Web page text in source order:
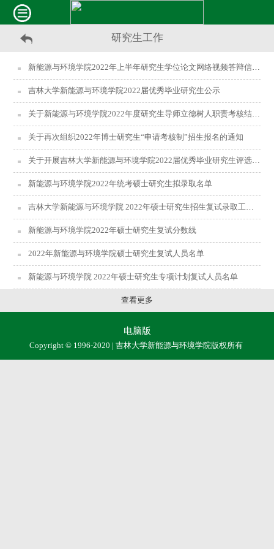
研究生工作
新能源与环境学院2022年上半年研究生学位论文网络视频答辩信息公布
吉林大学新能源与环境学院2022届优秀毕业研究生公示
关于新能源与环境学院2022年度研究生导师立德树人职责考核结果公示的通知
关于再次组织2022年博士研究生“申请考核制”招生报名的通知
关于开展吉林大学新能源与环境学院2022届优秀毕业研究生评选工作的通知
新能源与环境学院2022年统考硕士研究生拟录取名单
吉林大学新能源与环境学院 2022年硕士研究生招生复试录取工作实施细则
新能源与环境学院2022年硕士研究生复试分数线
2022年新能源与环境学院硕士研究生复试人员名单
新能源与环境学院 2022年硕士研究生专项计划复试人员名单
查看更多
电脑版
Copyright © 1996-2020 | 吉林大学新能源与环境学院版权所有